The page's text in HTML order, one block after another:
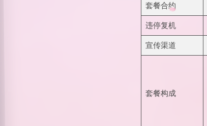
套餐合约
违停复机
宣传渠道
套餐构成